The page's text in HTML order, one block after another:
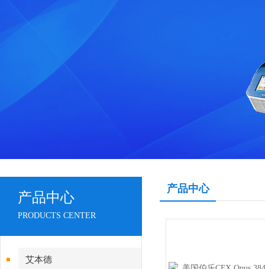
产品中心
PRODUCTS CENTER
艾本德
产品中心